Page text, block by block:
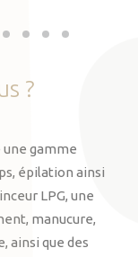
?
une gamme
épilation ainsi
LPG, une
manucure,
ainsi que des